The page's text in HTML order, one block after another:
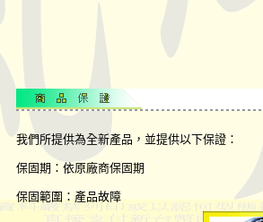
我們所提供為全新產品，並提供以下保證：
保固期：依原廠商保固期
保固範圍：產品故障